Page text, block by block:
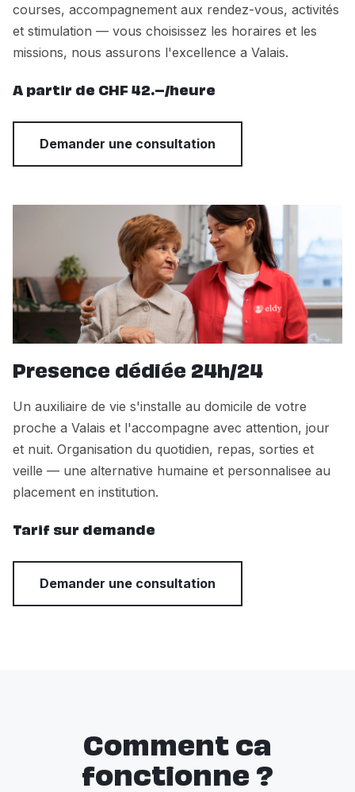
courses, accompagnement aux rendez-vous, activités
et stimulation — vous choisissez les horaires et les
missions, nous assurons l'excellence a Valais.
A partir de CHF 42.–/heure
Demander une consultation
Presence dédiée 24h/24
Un auxiliaire de vie s'installe au domicile de votre
proche a Valais et l'accompagne avec attention, jour
et nuit. Organisation du quotidien, repas, sorties et
veille — une alternative humaine et personnalisee au
placement en institution.
Tarif sur demande
Demander une consultation
Comment ca
fonctionne ?